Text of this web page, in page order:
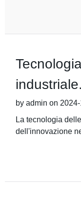
industriale.
by admin on
La tecnologia
dell'innovazione